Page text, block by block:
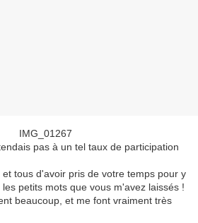
pas à un tel taux de participation
tous d'avoir pris de votre temps pour y
petits mots que vous m'avez laissés !
beaucoup, et me font vraiment très